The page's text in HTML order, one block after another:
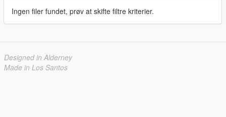
Ingen filer fundet, prøv at skifte filtre kriterier.
Designed in Alderney
Made in Los Santos